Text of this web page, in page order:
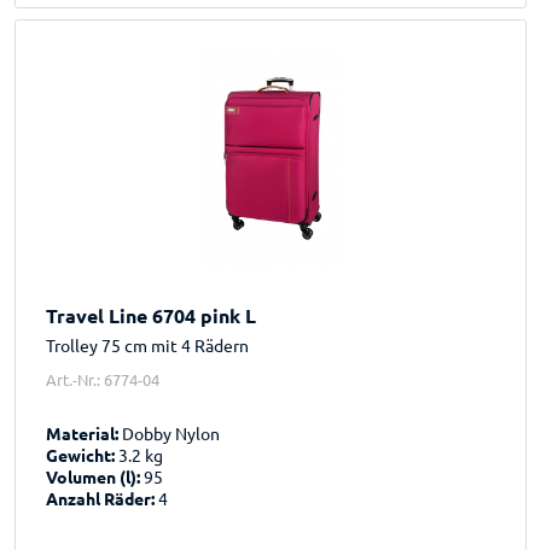
Travel Line 6704 pink L
Trolley 75 cm mit 4 Rädern
Art.-Nr.: 6774-04
Material: Dobby Nylon
Gewicht: 3.2 kg
Volumen (l):95
Anzahl Räder:4